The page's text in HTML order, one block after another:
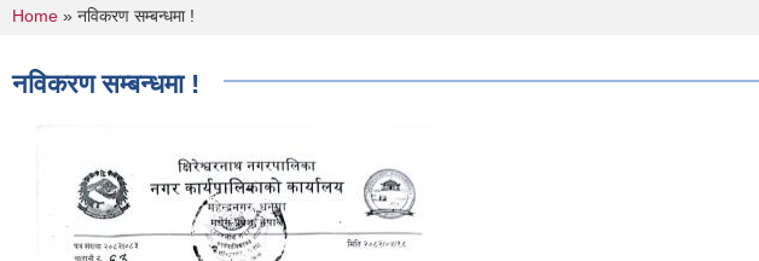
You are here
Home » नविकरण सम्बन्धमा !
नविकरण सम्बन्धमा !